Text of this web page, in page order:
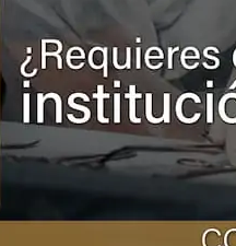
involucrado.
-Describir los
denunciar, se debe
siguientes
suscitó, cuándo
hechos y quienes
Se recomienda
cronología para